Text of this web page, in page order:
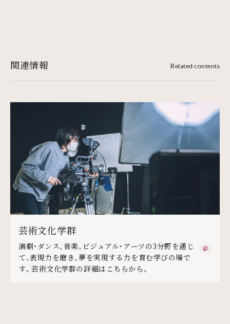
関連情報 Related contents
芸術文化学群
演劇・ダンス、音楽、ビジュアル・アーツの3分野を通じ
て、表現力を磨き、夢を実現する力を育む学びの場で
す。芸術文化学群の詳細はこちらから。